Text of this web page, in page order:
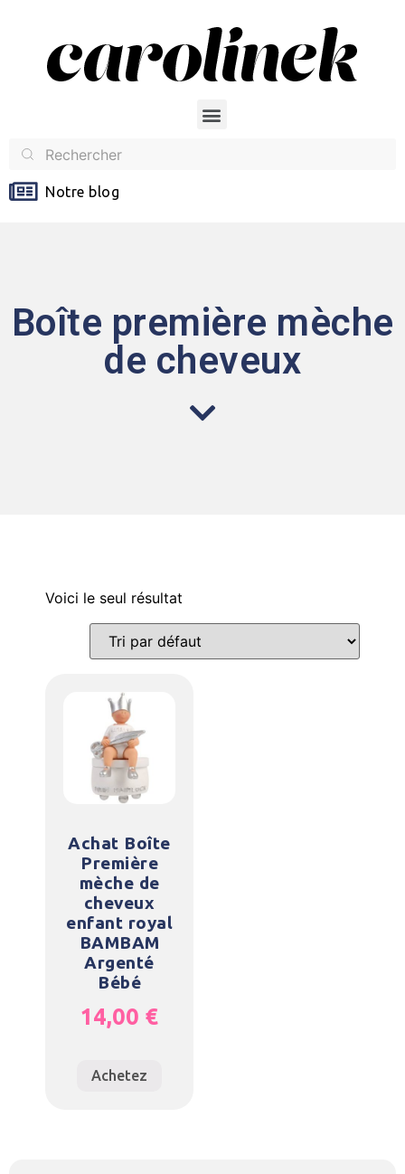
Notre blog
Boîte première mèche
de cheveux
Voici le seul résultat
Achat Boîte
Première
mèche de
cheveux
enfant royal
BAMBAM
Argenté
Bébé
14,00 €
Achetez